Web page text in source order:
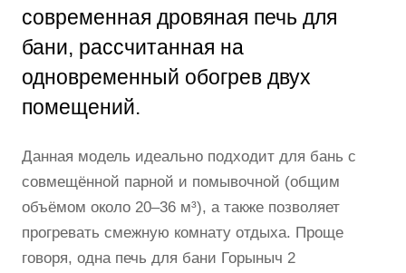
современная дровяная печь для
бани, рассчитанная на
одновременный обогрев двух
помещений.
Данная модель идеально подходит для бань с
совмещённой парной и помывочной (общим
объёмом около 20–36 м³), а также позволяет
прогревать смежную комнату отдыха. Проще
говоря, одна печь для бани Горыныч 2